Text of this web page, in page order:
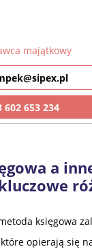
majątkowy
602 653 234
a
księgowa
opierają się